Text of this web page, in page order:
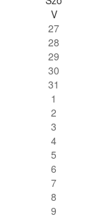
V
27
28
29
30
31
1
2
3
4
5
6
7
8
9